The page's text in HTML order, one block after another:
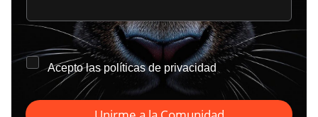
*
Acepto laspolíticas de privacidad